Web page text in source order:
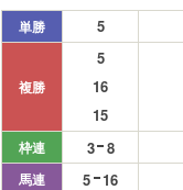
単勝 5
複勝
5
16
15
枠連 3 8
馬連 5 16